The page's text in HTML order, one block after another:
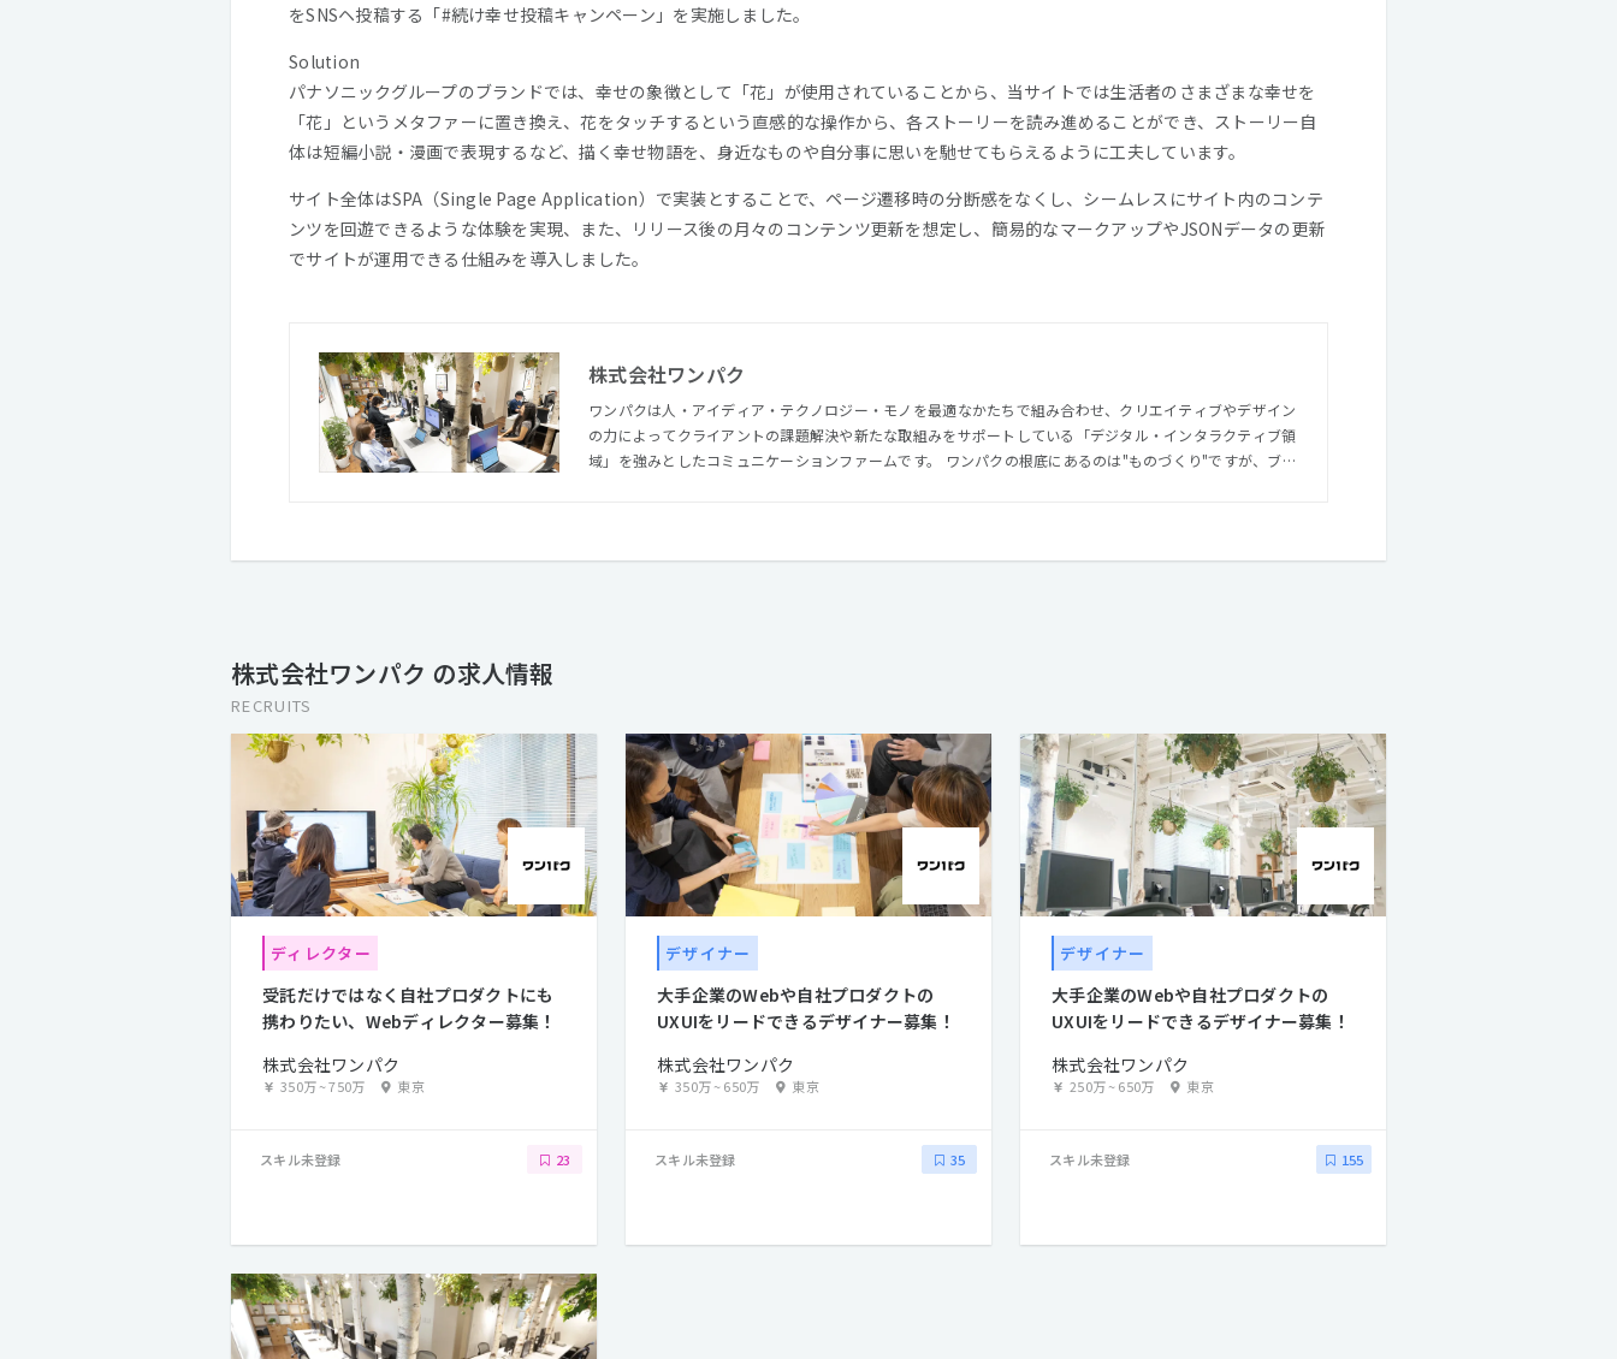
をSNSヘ投稿する「#続け幸せ投稿キャンペーン」を実施しました。
Solution
パナソニックグループのブランドでは、幸せの象徴として「花」が使用されていることから、当サイトでは生活者のさまざまな幸せを
「花」というメタファーに置き換え、花をタッチするという直感的な操作から、各ストーリーを読み進めることができ、ストーリー自
体は短編小説・漫画で表現するなど、描く幸せ物語を、身近なものや自分事に思いを馳せてもらえるように工夫しています。
サイト全体はSPA（Single Page Application）で実装とすることで、ページ遷移時の分断感をなくし、シームレスにサイト内のコンテ
ンツを回遊できるような体験を実現、また、リリース後の月々のコンテンツ更新を想定し、簡易的なマークアップやJSONデータの更新
でサイトが運用できる仕組みを導入しました。
株式会社ワンパク
ワンパクは人・アイディア・テクノロジー・モノを最適なかたちで組み合わせ、クリエイティブやデザイン
の力によってクライアントの課題解決や新たな取組みをサポートしている「デジタル・インタラクティブ領
域」を強みとしたコミュニケーションファームです。 ワンパクの根底にあるのは"ものづくり"ですが、ブラ
く仕事し、よく食べ、よく飲み、よく遊ぶ。そんなHOTな仲間を募集しています。
株式会社ワンパク の求人情報
RECRUITS
ディレクター
受託だけではなく自社プロダクトにも
携わりたい、Webディレクター募集！
株式会社ワンパク
350万~750万 東京
スキル未登録 23
デザイナー
大手企業のWebや自社プロダクトの
UXUIをリードできるデザイナー募集！
株式会社ワンパク
350万~650万 東京
スキル未登録 35
デザイナー
大手企業のWebや自社プロダクトの
UXUIをリードできるデザイナー募集！
株式会社ワンパク
250万~650万 東京
スキル未登録 155